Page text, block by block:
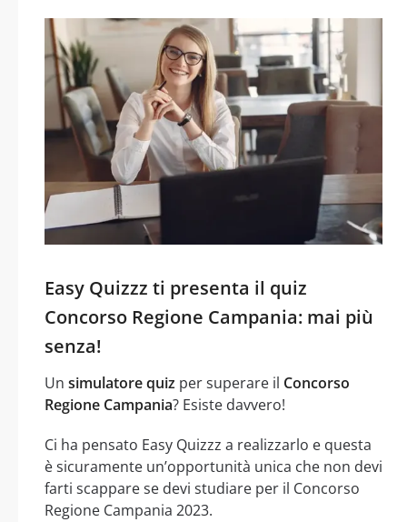
Easy Quizzz ti presenta il quiz
Concorso Regione Campania: mai più
senza!
Un simulatore quiz per superare il Concorso
Regione Campania? Esiste davvero!
Ci ha pensato Easy Quizzz a realizzarlo e questa
è sicuramente un’opportunità unica che non devi
farti scappare se devi studiare per il Concorso
Regione Campania 2023.